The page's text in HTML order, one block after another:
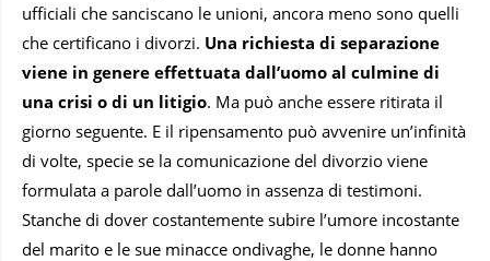
ufficiali che sanciscano le unioni, ancora meno sono quelli
che certificano i divorzi. Una richiesta di separazione
viene in genere effettuata dall’uomo al culmine di
una crisi o di un litigio. Ma può anche essere ritirata il
giorno seguente. E il ripensamento può avvenire un’infinità
di volte, specie se la comunicazione del divorzio viene
formulata a parole dall’uomo in assenza di testimoni.
Stanche di dover costantemente subire l’umore incostante
del marito e le sue minacce ondivaghe, le donne hanno